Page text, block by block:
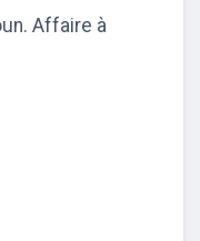
Affaire à